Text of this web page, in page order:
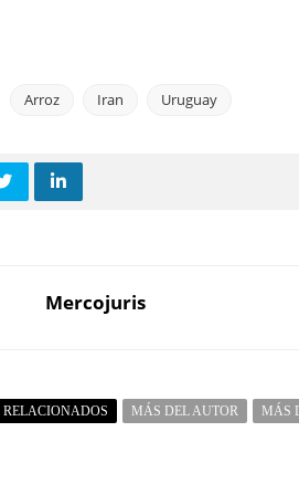
Arroz Iran Uruguay
Mercojuris
RELACIONADOS MÁS DEL AUTOR MÁS